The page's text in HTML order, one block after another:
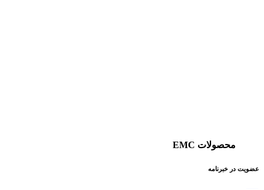
محصولات EMC
عضویت در خبرنامه